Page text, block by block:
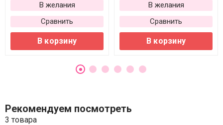
В желания
Сравнить
В корзину
В желания
Сравнить
В корзину
Рекомендуем посмотреть
3 товара